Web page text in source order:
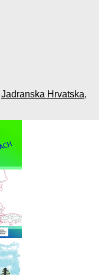
Jadranska Hrvatska,